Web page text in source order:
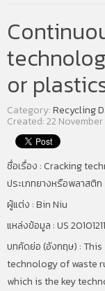
or
Category:Recycling
Created: 22 November
ชื่อเรื่อง : Cracking
ประเภทยางหรือพลาสติก
ผู้แต่ง : Bin Niu
แหล่งข้อมูล : US
บทคัดย่อ (อังกฤษ) :
technology of waste
which is the key